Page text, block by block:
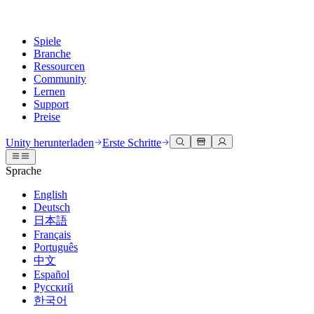
Spiele
Branche
Ressourcen
Community
Lernen
Support
Preise
Unity Engine
Erstellen Sie 2D- und 3D-Spiele für jede Plattform
Zusammenarbeit
Schnell mit Ihrem Team zusammenarbeiten und iterieren
Unity herunterladen
Abonnements und Preise
Bereitstellen
Multiplattform
3D-Zusammenarbeit
Erstellen und überprüfen Sie 3D-Projekte in Echtzeit
Immersive Schulung
In immersiven Umgebungen trainieren
Kundenerlebnisse
Interaktive 3D-Erlebnisse erstellen
Branchen
Fertigung
Dokumentation
Entwicklertools
Versionsfreigaben und Fehlerverfolgung
Roadmap
Bevorstehende Funktionen überprüfen
Glossar
Diskussionen
Veranstaltungen
Globale und lokale Veranstaltungen
Gemeinschaftsgeschichten
Made with Unity
Präsentation von Unity-Schöpfern
Unity Learn
Meistern Sie Unity-Fähigkeiten kostenlos
Professionelles Training
Verbessern Sie Ihr Team mit Unity-Trainern
Neu bei Unity
Erste Schritte
Beginnen Sie noch heute mit dem Lernen
Unity Essential Pathways
Hilfe erhalten
Wir helfen Ihnen, mit Unity erfolgreich zu sein
Erfolgspläne
Erreichen Sie Ihre Ziele schneller mit Expertenunterstützung
FAQ
Antworten auf häufige Fragen
Kontakt aufnehmen
Verbinden Sie sich mit unserem Team
Unity herunterladen Erste Schritte
Sprache
English
Deutsch
日本語
Français
Português
中文
Español
Русский
한국어